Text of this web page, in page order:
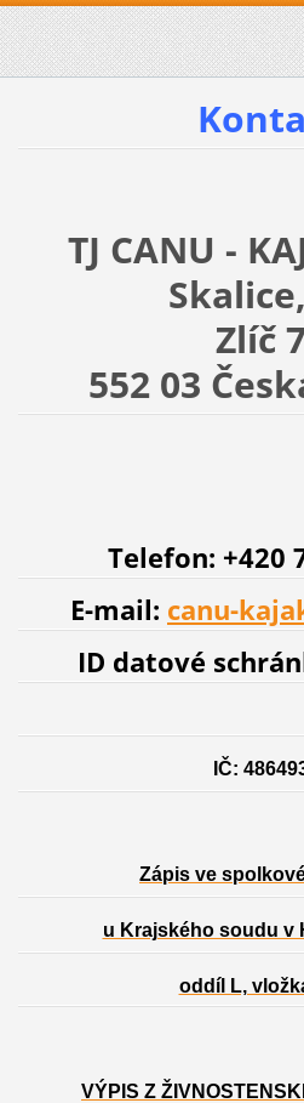
TJ CANU -
Zlíč
552 03
Telefon: +420
E-mail: canu-
ID datové
IČ:
Zápis ve
u Krajského soudu v
oddíl L,
VÝPIS Z